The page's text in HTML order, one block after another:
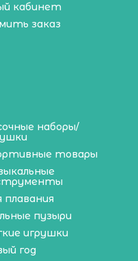
кабинет
заказ
наборы/
товары
плавания
пузыри
игрушки
год